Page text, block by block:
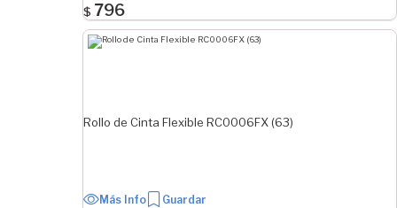
$ 796
Rollo de Cinta Flexible RC0006FX (63)
Más Info Guardar